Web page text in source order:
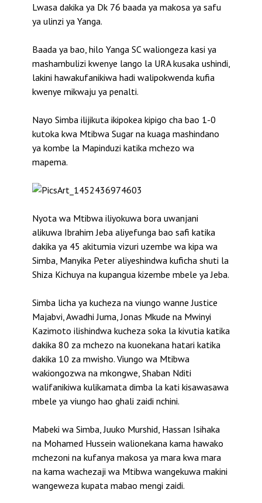
Lwasa dakika ya Dk 76 baada ya makosa ya safu
ya ulinzi ya Yanga.
Baada ya bao, hilo Yanga SC waliongeza kasi ya
mashambulizi kwenye lango la URA kusaka ushindi,
lakini hawakufanikiwa hadi walipokwenda kufia
kwenye mikwaju ya penalti.
Nayo Simba ilijikuta ikipokea kipigo cha bao 1-0
kutoka kwa Mtibwa Sugar na kuaga mashindano
ya kombe la Mapinduzi katika mchezo wa
mapema.
Nyota wa Mtibwa iliyokuwa bora uwanjani
alikuwa Ibrahim Jeba aliyefunga bao safi katika
dakika ya 45 akitumia vizuri uzembe wa kipa wa
Simba, Manyika Peter aliyeshindwa kuficha shuti la
Shiza Kichuya na kupangua kizembe mbele ya Jeba.
Simba licha ya kucheza na viungo wanne Justice
Majabvi, Awadhi Juma, Jonas Mkude na Mwinyi
Kazimoto ilishindwa kucheza soka la kivutia katika
dakika 80 za mchezo na kuonekana hatari katika
dakika 10 za mwisho. Viungo wa Mtibwa
wakiongozwa na mkongwe, Shaban Nditi
walifanikiwa kulikamata dimba la kati kisawasawa
mbele ya viungo hao ghali zaidi nchini.
Mabeki wa Simba, Juuko Murshid, Hassan Isihaka
na Mohamed Hussein walionekana kama hawako
mchezoni na kufanya makosa ya mara kwa mara
na kama wachezaji wa Mtibwa wangekuwa makini
wangeweza kupata mabao mengi zaidi.